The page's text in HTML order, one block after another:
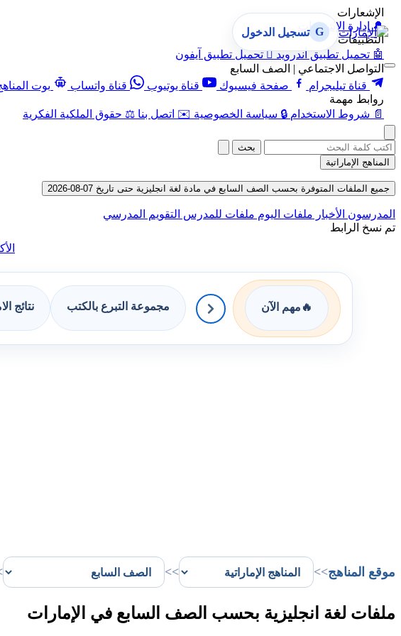
الإشعارات
🔔 إدارة الإشعارات
التطبيقات
🤖 تحميل تطبيق أندرويد  تحميل تطبيق آيفون
التواصل الاجتماعي | الصف السابع
قناة تيليجرام
صفحة فيسبوك قناة يوتيوب قناة واتساب بوت
روابط مهمة
📄 شروط الاستخدام 🔒 سياسة الخصوصية ✉️ اتصل بنا ⚖️ حقوق الملكية الفكرية
G تسجيل الدخول
بحث
المناهج الإماراتية
جميع الملفات المتوفرة بحسب الصف السابع في مادة لغة انجليزية حتى تاريخ 07-08-2026
المدرسون الأخبار ملفات اليوم ملفات للمدرس التقويم المدرسي
تم نسخ الرابط
🔥 مهم الآن مجموعة التبرع بالكتب نتائج
موقع المناهج>>
>>
ملفات لغة انجليزية بحسب الصف السابع في الإمارات